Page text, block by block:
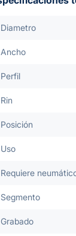
Diametro
Ancho
Perfil
Rin
Posición
Uso
Requiere
Segmento
Grabado